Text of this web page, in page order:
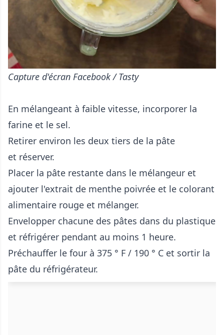
Capture d'écran Facebook / Tasty
En mélangeant à faible vitesse, incorporer la
farine et le sel.
Retirer environ les deux tiers de la pâte
et réserver.
Placer la pâte restante dans le mélangeur et
ajouter l'extrait de menthe poivrée et le colorant
alimentaire rouge et mélanger.
Envelopper chacune des pâtes dans du plastique
et réfrigérer pendant au moins 1 heure.
Préchauffer le four à 375 ° F / 190 ° C et sortir la
pâte du réfrigérateur.